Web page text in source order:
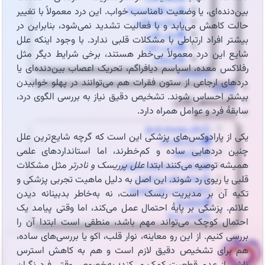
🔥درد قفسه سینه
🦠رماتیسم قلبی
💓تپش قلب
🍔چربی خون
😵سنکوپ
عارضه‌یابی
📝بلاگ
⏰نوبت‌دهی آنلاین
👩🏻‍⚕️درباره ما
🩺دکتر محبوبه شیخ
🏥درباره کلینیک
📕زندگینامه
🪪مدارک و مجوزهای حرفه‌ای
📃سوابق علمی و اجرایی
🥇افتخارات و تقدیرنامه‌ها
🌍English
📞تماس با ما
بین‌دنده‌ای، یا وضعیت نامناسب خواب. این درد معمولاً با تغییر
حالت کاهش می‌یابد و با فعالیت تشدید نمی‌شود، بنابراین در
بیشتر افراد ارتباطی با مشکلات قلبی ندارد. با وجود اینکه علل
شایع این درد معمولاً بی‌خطر هستند، برخی شرایط دیگر مثل
رفلاکس معده، اسپاسم دیافراگم، تحریک اعصاب بین‌دنده‌ای یا
دردهای ارجاعی از ستون فقرات هم می‌توانند در پهلو خوابیدن
بیشتر احساس شوند. تشخیص دقیق نیاز به بررسی الگوی درد،
سابقهٔ فرد و عوامل همراه دارد.
یکی از پارادوکس‌های پزشکی این است که گرچه شایع‌ترین علل
چنین دردهایی ساده و کم‌خطرند، اما استانداردهای علمی
همیشه توصیه می‌کنند ابتداعلل پرریسک و نادرترمثل مشکلات
قلبی یا ریوی رد شوند. این اصل به دلیل ماهیت تجربی پزشکی و
تکیه آن بر مدیریت ریسک است، نه به‌خاطر بدبینانه‌ دیدن
علائم. پزشکی بر پایهٔ احتمال عمل می‌کند، اما وقتی پیامد یک
احتمال کوچک می‌تواند مهم باشد، منطقی است ابتدا آن را
بررسی کنیم. از این رو معاینه، نوار قلب، اکو یا بررسی‌های ساده،
هم برای تشخیص دقیق لازم است و هم به کاهش استرس